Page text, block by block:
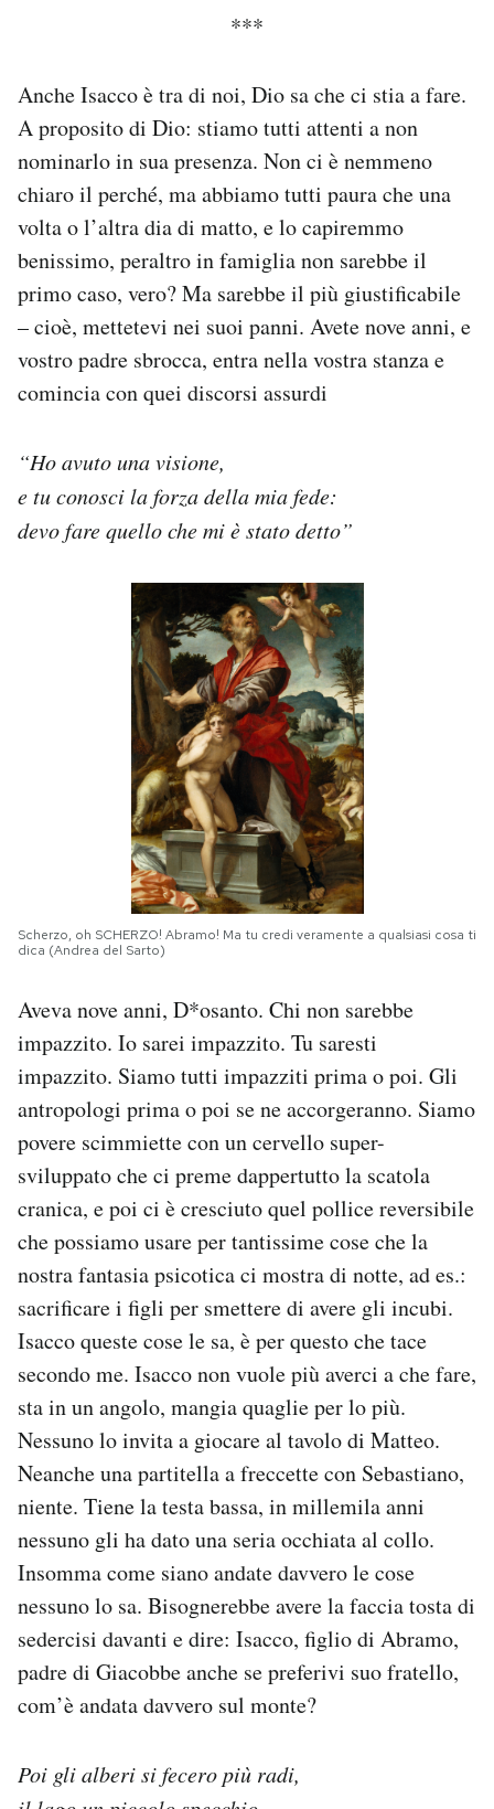
***
Anche Isacco è tra di noi, Dio sa che ci stia a fare.
A proposito di Dio: stiamo tutti attenti a non
nominarlo in sua presenza. Non ci è nemmeno
chiaro il perché, ma abbiamo tutti paura che una
volta o l’altra dia di matto, e lo capiremmo
benissimo, peraltro in famiglia non sarebbe il
primo caso, vero? Ma sarebbe il più giustificabile
– cioè, mettetevi nei suoi panni. Avete nove anni, e
vostro padre sbrocca, entra nella vostra stanza e
comincia con quei discorsi assurdi
“Ho avuto una visione,
e tu conosci la forza della mia fede:
devo fare quello che mi è stato detto”
Scherzo, oh SCHERZO! Abramo! Ma tu credi veramente a qualsiasi cosa ti
dica (Andrea del Sarto)
Aveva nove anni, D*osanto. Chi non sarebbe
impazzito. Io sarei impazzito. Tu saresti
impazzito. Siamo tutti impazziti prima o poi. Gli
antropologi prima o poi se ne accorgeranno. Siamo
povere scimmiette con un cervello super-
sviluppato che ci preme dappertutto la scatola
cranica, e poi ci è cresciuto quel pollice reversibile
che possiamo usare per tantissime cose che la
nostra fantasia psicotica ci mostra di notte, ad es.:
sacrificare i figli per smettere di avere gli incubi.
Isacco queste cose le sa, è per questo che tace
secondo me. Isacco non vuole più averci a che fare,
sta in un angolo, mangia quaglie per lo più.
Nessuno lo invita a giocare al tavolo di Matteo.
Neanche una partitella a freccette con Sebastiano,
niente. Tiene la testa bassa, in millemila anni
nessuno gli ha dato una seria occhiata al collo.
Insomma come siano andate davvero le cose
nessuno lo sa. Bisognerebbe avere la faccia tosta di
sedercisi davanti e dire: Isacco, figlio di Abramo,
padre di Giacobbe anche se preferivi suo fratello,
com’è andata davvero sul monte?
Poi gli alberi si fecero più radi,